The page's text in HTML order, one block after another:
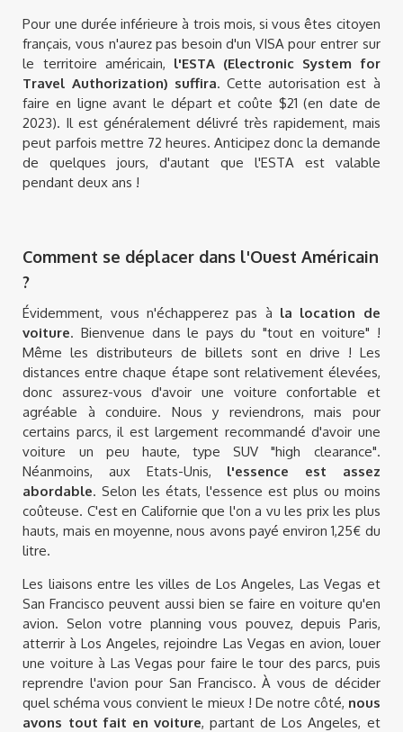
Pour une durée inférieure à trois mois, si vous êtes citoyen
français, vous n'aurez pas besoin d'un VISA pour entrer sur
le territoire américain, l'ESTA (Electronic System for
Travel Authorization) suffira. Cette autorisation est à
faire en ligne avant le départ et coûte $21 (en date de
2023). Il est généralement délivré très rapidement, mais
peut parfois mettre 72 heures. Anticipez donc la demande
de quelques jours, d'autant que l'ESTA est valable
pendant deux ans !
Comment se déplacer dans l'Ouest Américain
?
Évidemment, vous n'échapperez pas à la location de
voiture. Bienvenue dans le pays du "tout en voiture" !
Même les distributeurs de billets sont en drive ! Les
distances entre chaque étape sont relativement élevées,
donc assurez-vous d'avoir une voiture confortable et
agréable à conduire. Nous y reviendrons, mais pour
certains parcs, il est largement recommandé d'avoir une
voiture un peu haute, type SUV "high clearance".
Néanmoins, aux Etats-Unis, l'essence est assez
abordable. Selon les états, l'essence est plus ou moins
coûteuse. C'est en Californie que l'on a vu les prix les plus
hauts, mais en moyenne, nous avons payé environ 1,25€ du
litre.
Les liaisons entre les villes de Los Angeles, Las Vegas et
San Francisco peuvent aussi bien se faire en voiture qu'en
avion. Selon votre planning vous pouvez, depuis Paris,
atterrir à Los Angeles, rejoindre Las Vegas en avion, louer
une voiture à Las Vegas pour faire le tour des parcs, puis
reprendre l'avion pour San Francisco. À vous de décider
quel schéma vous convient le mieux ! De notre côté, nous
avons tout fait en voiture, partant de Los Angeles, et